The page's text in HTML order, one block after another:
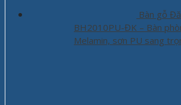
Bàn gỗ
BH2010PU-ĐK – Bàn
Melamin, sơn PU sang